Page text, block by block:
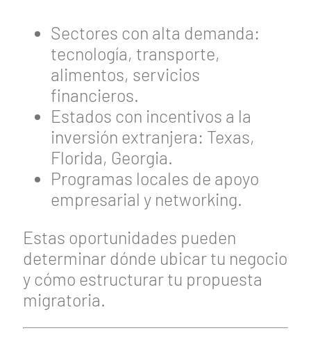
Sectores con alta demanda:
tecnología, transporte,
alimentos, servicios
financieros.
Estados con incentivos a la
inversión extranjera: Texas,
Florida, Georgia.
Programas locales de apoyo
empresarial y networking.
Estas oportunidades pueden
determinar dónde ubicar tu negocio
y cómo estructurar tu propuesta
migratoria.